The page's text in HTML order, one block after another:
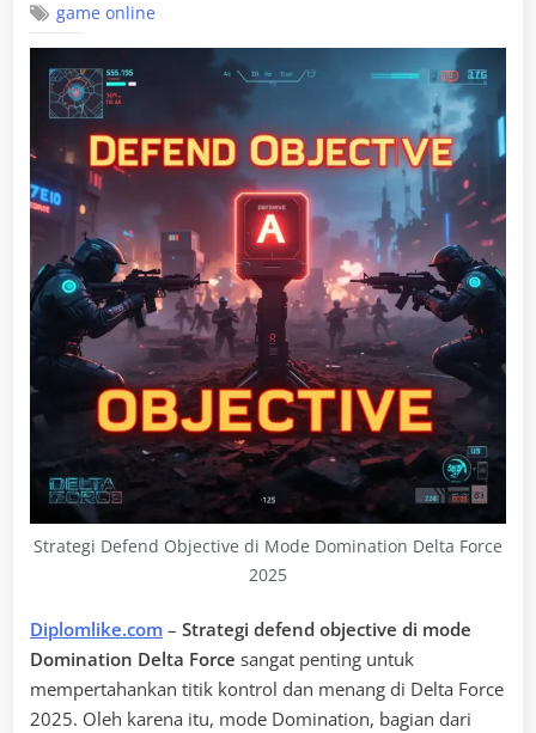
game online
Strategi Defend Objective di Mode Domination Delta Force
2025
Diplomlike.com – Strategi defend objective di mode
Domination Delta Force sangat penting untuk
mempertahankan titik kontrol dan menang di Delta Force
2025. Oleh karena itu, mode Domination, bagian dari